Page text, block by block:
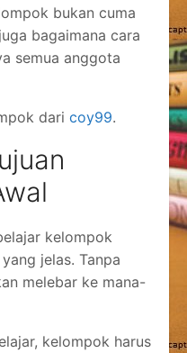
bukan cuma
bagaimana cara
semua anggota
dari coy99.
kelompok
jelas. Tanpa
melebar ke mana-
kelompok harus